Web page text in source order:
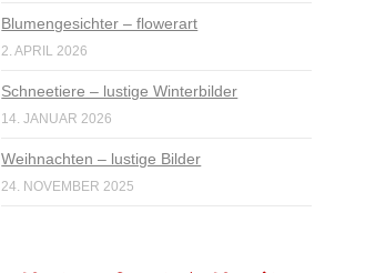
Blumengesichter – flowerart
2. APRIL 2026
Schneetiere – lustige Winterbilder
14. JANUAR 2026
Weihnachten – lustige Bilder
24. NOVEMBER 2025